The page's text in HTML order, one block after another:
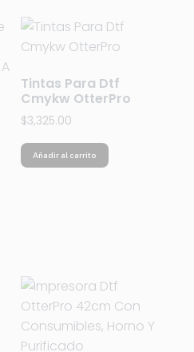
Tintas Para Dtf
Cmykw OtterPro
$3,325.00
Añadir al carrito